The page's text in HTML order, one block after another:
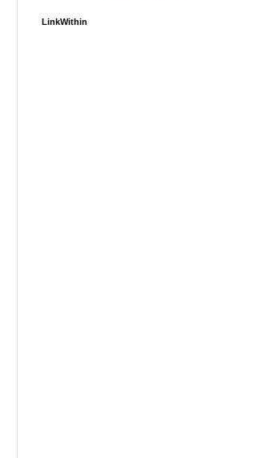
LinkWithin